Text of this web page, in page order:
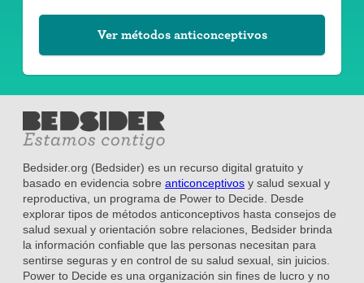
Ver métodos anticonceptivos
Bedsider.org (Bedsider) es un recurso digital gratuito y
basado en evidencia sobre anticonceptivos y salud sexual y
reproductiva, un programa de Power to Decide. Desde
explorar tipos de métodos anticonceptivos hasta consejos de
salud sexual y orientación sobre relaciones, Bedsider brinda
la información confiable que las personas necesitan para
sentirse seguras y en control de su salud sexual, sin juicios.
Power to Decide es una organización sin fines de lucro y no